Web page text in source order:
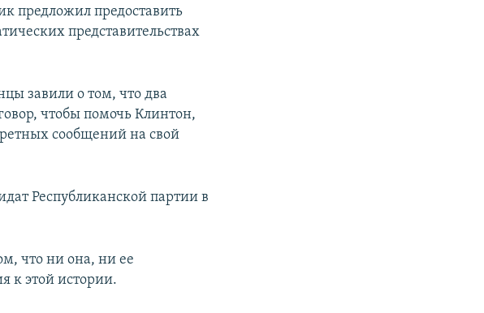
предложил предоставить
представительствах
завили о том, что два
чтобы помочь Клинтон,
сообщений на свой
Республиканской партии в
что ни она, ни ее
к этой истории.